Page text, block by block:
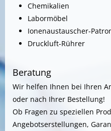
Chemikalien
Labormöbel
Ionenaustauscher-
Druckluft-Rührer
Beratung
Wir helfen Ihnen bei Ihren
oder nach Ihrer Bestellung!
Ob Fragen zu speziellen
Angebotserstellungen,